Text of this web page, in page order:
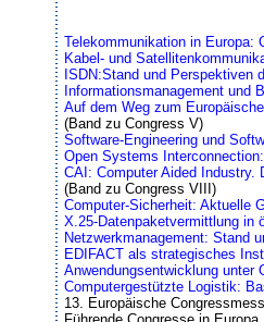
Telekommunikation in Europa:
Kabel- und
ISDN:Stand und Perspektiven
Informationsmanagement und
Auf dem Weg zum
(Band zu Congress V)
Software-Engineering und
Open Systems
CAI: Computer Aided Industry.
(Band zu Congress VIII)
Computer-Sicherheit: Aktuelle
X.25-Datenpaketvermittlung in
Netzwerkmanagement: Stand
EDIFACT als strategisches
Anwendungsentwicklung
Computergestützte Logistik:
13. Europäische